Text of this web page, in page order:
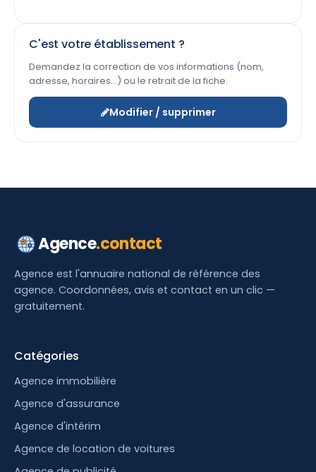
C'est votre établissement ?
Demandez la correction de vos informations (nom,
adresse, horaires…) ou le retrait de la fiche.
Modifier / supprimer
Agence.contact
Agence est l'annuaire national de référence des
agence. Coordonnées, avis et contact en un clic —
gratuitement.
Catégories
Agence immobilière
Agence d'assurance
Agence d'intérim
Agence de location de voitures